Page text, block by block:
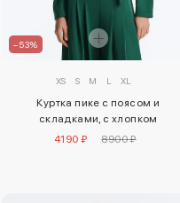
–53%
XS S M L XL
Куртка пике с поясом и
складками, с хлопком
4190 ₽
8900 ₽